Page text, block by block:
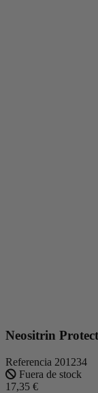
Neositrin
Referencia 201234
Fuera de stock
17,35 €